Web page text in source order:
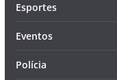
Esportes
Eventos
Polícia